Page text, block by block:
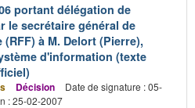
portant délégation de
le secrétaire général de
à M. Delort (Pierre),
d'information (texte
Décision
Date de signature : 05-
: 25-02-2007